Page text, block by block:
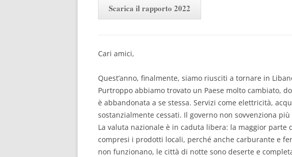
Scarica il rapporto 2022
Cari amici,
Quest’anno, finalmente, siamo riusciti a tornare in
Purtroppo abbiamo trovato un Paese molto cambiato,
è abbandonata a se stessa. Servizi come elettricità,
sostanzialmente cessati. Il governo non sovvenziona
La valuta nazionale è in caduta libera: la maggior
compresi i prodotti locali, perché anche carburante e
non funzionano, le città di notte sono deserte e